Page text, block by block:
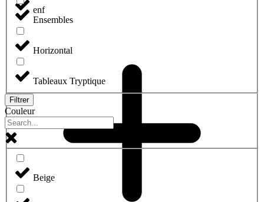
enf
Ensembles
Horizontal
Tableaux Tryptique
Filtrer
Couleur
Beige